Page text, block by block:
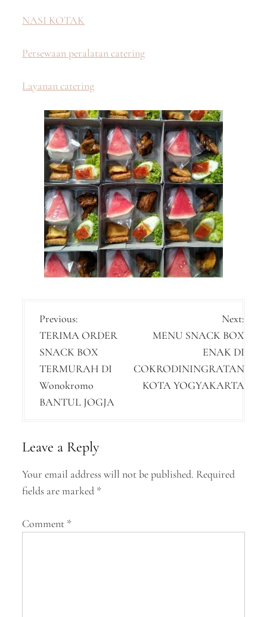
NASI KOTAK
Persewaan peralatan catering
Layanan catering
P
o
s
t
n
v
g
t
Previous:
TERIMA ORDER
SNACK BOX
TERMURAH DI
Wonokromo
BANTUL JOGJA
Next:
MENU SNACK BOX
ENAK DI
COKRODININGRATAN
KOTA YOGYAKARTA
Leave a Reply
Your email address will not be published. Required
fields are marked *
Comment *